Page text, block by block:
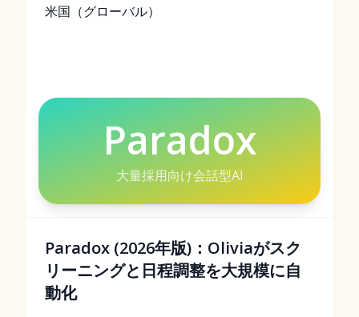
米国（グローバル）
Paradox
大量採用向け会話型AI
Paradox (2026年版)：Oliviaがスク
リーニングと日程調整を大規模に自
動化